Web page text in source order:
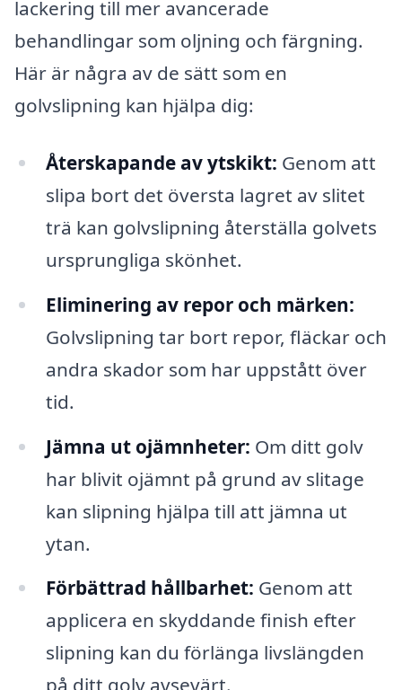
lackering till mer avancerade
behandlingar som oljning och färgning.
Här är några av de sätt som en
golvslipning kan hjälpa dig:
Återskapande av ytskikt: Genom att
slipa bort det översta lagret av slitet
trä kan golvslipning återställa golvets
ursprungliga skönhet.
Eliminering av repor och märken:
Golvslipning tar bort repor, fläckar och
andra skador som har uppstått över
tid.
Jämna ut ojämnheter: Om ditt golv
har blivit ojämnt på grund av slitage
kan slipning hjälpa till att jämna ut
ytan.
Förbättrad hållbarhet: Genom att
applicera en skyddande finish efter
slipning kan du förlänga livslängden